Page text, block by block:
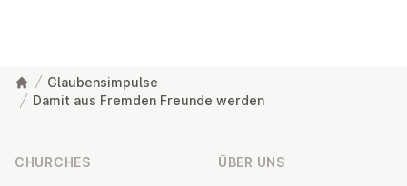
Glaubensimpulse
Damit aus Fremden Freunde werden
CHURCHES ÜBER UNS